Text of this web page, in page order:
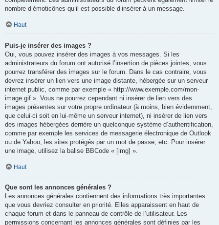
nombre d’émoticônes qu’il est possible d’insérer à un message.
Haut
Puis-je insérer des images ?
Oui, vous pouvez insérer des images à vos messages. Si les
administrateurs du forum ont autorisé l’insertion de pièces jointes, vous
pourrez transférer des images sur le forum. Dans le cas contraire, vous
devrez insérer un lien vers une image distante, hébergée sur un serveur
internet public, comme par exemple « http://www.exemple.com/mon-
image.gif ». Vous ne pourrez cependant ni insérer de lien vers des
images présentes sur votre propre ordinateur (à moins, bien évidemment,
que celui-ci soit en lui-même un serveur internet), ni insérer de lien vers
des images hébergées derrière un quelconque système d’authentification,
comme par exemple les services de messagerie électronique de Outlook
ou de Yahoo, les sites protégés par un mot de passe, etc. Pour insérer
une image, utilisez la balise BBCode « [img] ».
Haut
Que sont les annonces générales ?
Les annonces générales contiennent des informations très importantes
que vous devriez consulter en priorité. Elles apparaissent en haut de
chaque forum et dans le panneau de contrôle de l’utilisateur. Les
permissions concernant les annonces générales sont définies par les